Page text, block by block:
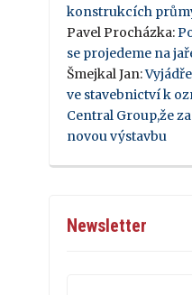
konstrukcích
Pavel Procházka:
se projedeme na
Šmejkal Jan:
ve stavebnictví k
Central Group,že
novou výstavbu
Newsletter